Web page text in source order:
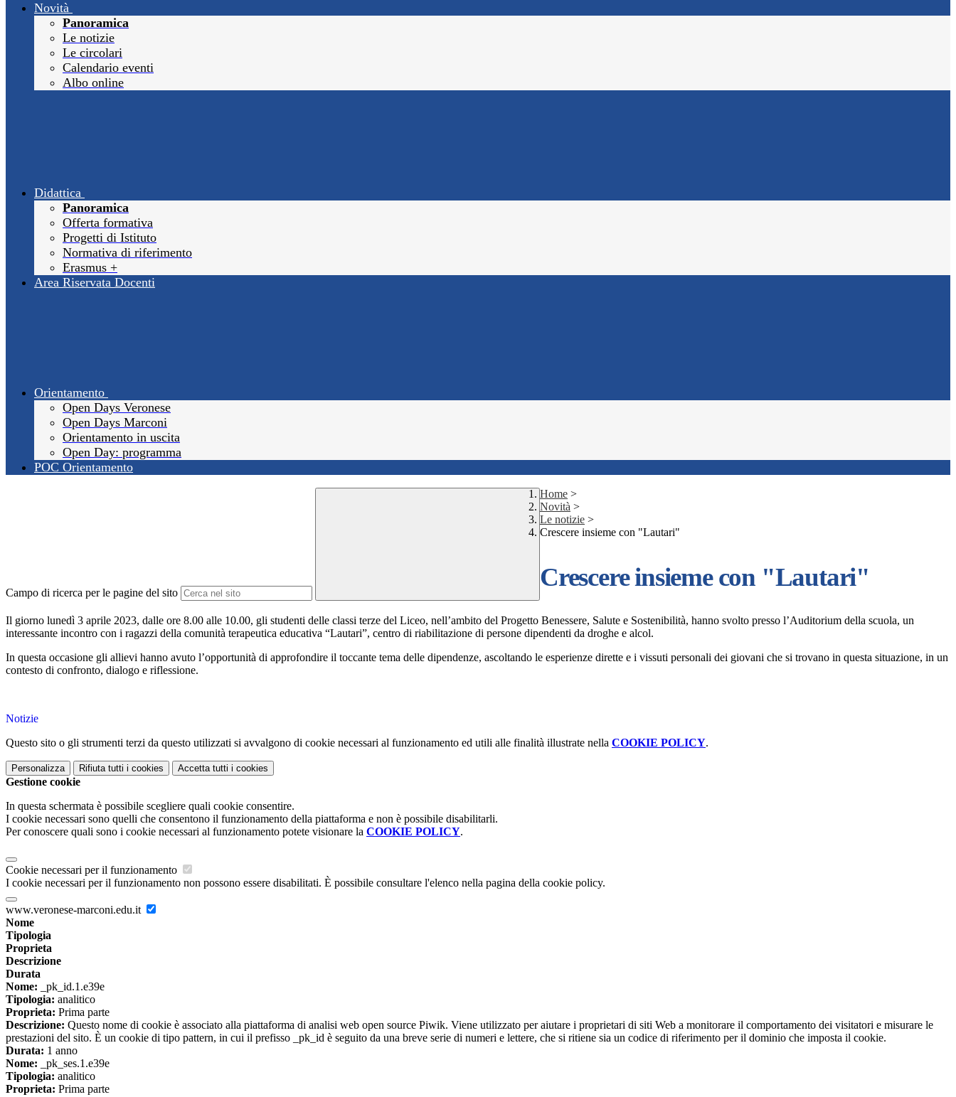
Novità
Panoramica
Le notizie
Le circolari
Calendario eventi
Albo online
Didattica
Panoramica
Offerta formativa
Progetti di Istituto
Normativa di riferimento
Erasmus +
Area Riservata Docenti
Orientamento
Open Days Veronese
Open Days Marconi
Orientamento in uscita
Open Day: programma
POC Orientamento
Campo di ricerca per le pagine del sito
Home >
Novità >
Le notizie >
Crescere insieme con "Lautari"
Crescere insieme con "Lautari"
Il giorno lunedì 3 aprile 2023, dalle ore 8.00 alle 10.00, gli studenti delle classi terze del Liceo, nell’ambito del Progetto Benessere, Salute e Sostenibilità, hanno svolto presso l’Auditorium della scuola, un
interessante incontro con i ragazzi della comunità terapeutica educativa “Lautari”, centro di riabilitazione di persone dipendenti da droghe e alcol.
In questa occasione gli allievi hanno avuto l’opportunità di approfondire il toccante tema delle dipendenze, ascoltando le esperienze dirette e i vissuti personali dei giovani che si trovano in questa situazione, in un
contesto di confronto, dialogo e riflessione.
Notizie
Questo sito o gli strumenti terzi da questo utilizzati si avvalgono di cookie necessari al funzionamento ed utili alle finalità illustrate nella COOKIE POLICY.
Personalizza Rifiuta tutti i cookies Accetta tutti i cookies
Gestione cookie
In questa schermata è possibile scegliere quali cookie consentire.
I cookie necessari sono quelli che consentono il funzionamento della piattaforma e non è possibile disabilitarli.
Per conoscere quali sono i cookie necessari al funzionamento potete visionare la COOKIE POLICY.
Cookie necessari per il funzionamento
I cookie necessari per il funzionamento non possono essere disabilitati. È possibile consultare l'elenco nella pagina della cookie policy.
www.veronese-marconi.edu.it
Nome
Tipologia
Proprieta
Descrizione
Durata
Nome: _pk_id.1.e39e
Tipologia: analitico
Proprieta: Prima parte
Descrizione: Questo nome di cookie è associato alla piattaforma di analisi web open source Piwik. Viene utilizzato per aiutare i proprietari di siti Web a monitorare il comportamento dei visitatori e misurare le
prestazioni del sito. È un cookie di tipo pattern, in cui il prefisso _pk_id è seguito da una breve serie di numeri e lettere, che si ritiene sia un codice di riferimento per il dominio che imposta il cookie.
Durata: 1 anno
Nome: _pk_ses.1.e39e
Tipologia: analitico
Proprieta: Prima parte